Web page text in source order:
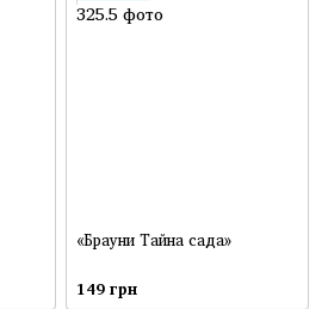
«Брауни Тайна сада»
149 грн